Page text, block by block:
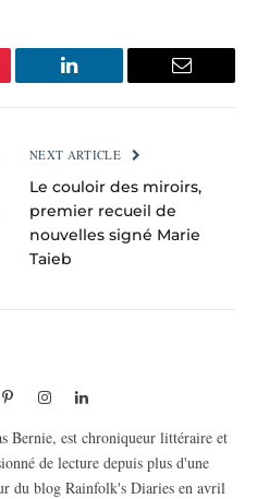
LinkedIn Email
NEXT ARTICLE
Le couloir des miroirs,
premier recueil de
nouvelles signé Marie
Taieb
PinterestInstagramLinkedIn
Bernie, est chroniqueur littéraire et
de lecture depuis plus d'une
du blog Rainfolk's Diaries en avril